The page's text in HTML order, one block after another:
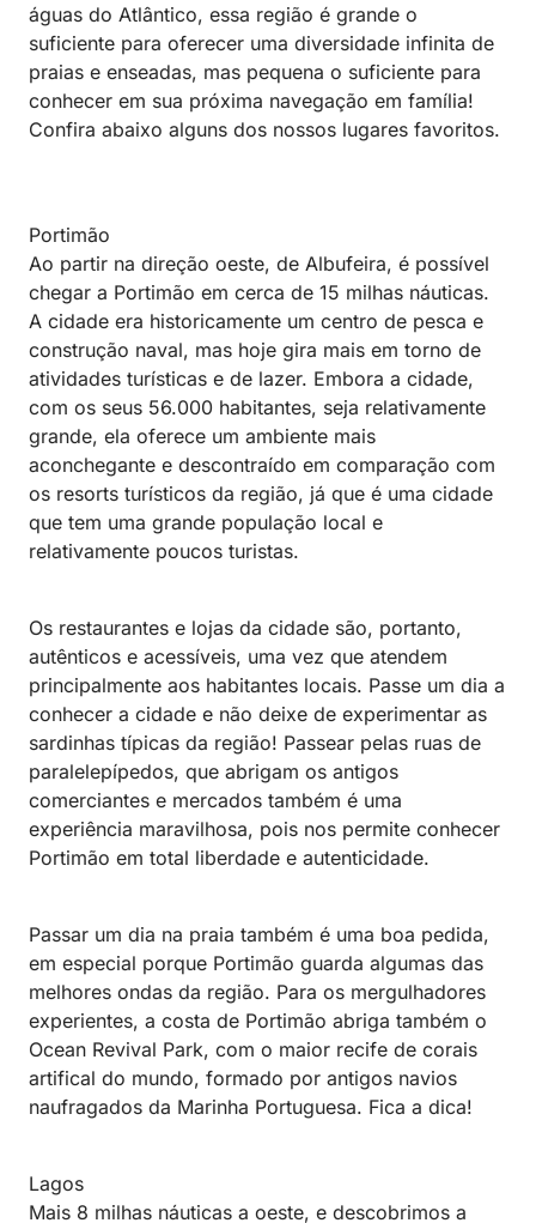
águas do Atlântico, essa região é grande o
suficiente para oferecer uma diversidade infinita de
praias e enseadas, mas pequena o suficiente para
conhecer em sua próxima navegação em família!
Confira abaixo alguns dos nossos lugares favoritos.
Portimão
Ao partir na direção oeste, de Albufeira, é possível
chegar a Portimão em cerca de 15 milhas náuticas.
A cidade era historicamente um centro de pesca e
construção naval, mas hoje gira mais em torno de
atividades turísticas e de lazer. Embora a cidade,
com os seus 56.000 habitantes, seja relativamente
grande, ela oferece um ambiente mais
aconchegante e descontraído em comparação com
os resorts turísticos da região, já que é uma cidade
que tem uma grande população local e
relativamente poucos turistas.
Os restaurantes e lojas da cidade são, portanto,
autênticos e acessíveis, uma vez que atendem
principalmente aos habitantes locais. Passe um dia a
conhecer a cidade e não deixe de experimentar as
sardinhas típicas da região! Passear pelas ruas de
paralelepípedos, que abrigam os antigos
comerciantes e mercados também é uma
experiência maravilhosa, pois nos permite conhecer
Portimão em total liberdade e autenticidade.
Passar um dia na praia também é uma boa pedida,
em especial porque Portimão guarda algumas das
melhores ondas da região. Para os mergulhadores
experientes, a costa de Portimão abriga também o
Ocean Revival Park, com o maior recife de corais
artifical do mundo, formado por antigos navios
naufragados da Marinha Portuguesa. Fica a dica!
Lagos
Mais 8 milhas náuticas a oeste, e descobrimos a